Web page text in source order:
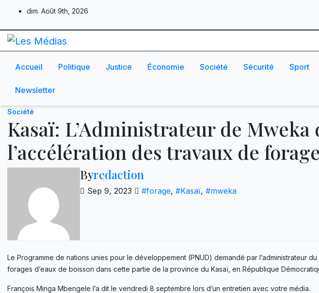
content
dim. Août 9th, 2026
Accueil Politique Justice Économie Société Sécurité Sport
Newsletter
Société
Kasaï: L’Administrateur de Mweka
l’accélération des travaux de
Byredaction
Sep 9, 2023 #forage, #Kasaï, #mweka
Le Programme de nations unies pour le développement (PNUD) demandé par l’administrateur
forages d’eaux de boisson dans cette partie de la province du Kasaï, en République
François Minga Mbengele l’a dit le vendredi 8 septembre lors d’un entretien avec votre média.